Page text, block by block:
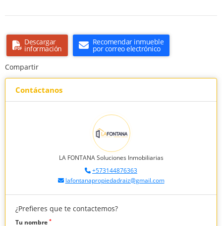
Descargar
información
Recomendar inmueble
por correo electrónico
Compartir
Contáctanos
LA FONTANA Soluciones Inmobiliarias
+573144876363
lafontanapropiedadraiz@gmail.com
¿Prefieres que te contactemos?
Tu nombre *